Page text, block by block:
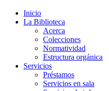
Inicio
La Biblioteca
Acerca
Colecciones
Normatividad
Estructura orgánica
Servicios
Préstamos
Servicios en sala